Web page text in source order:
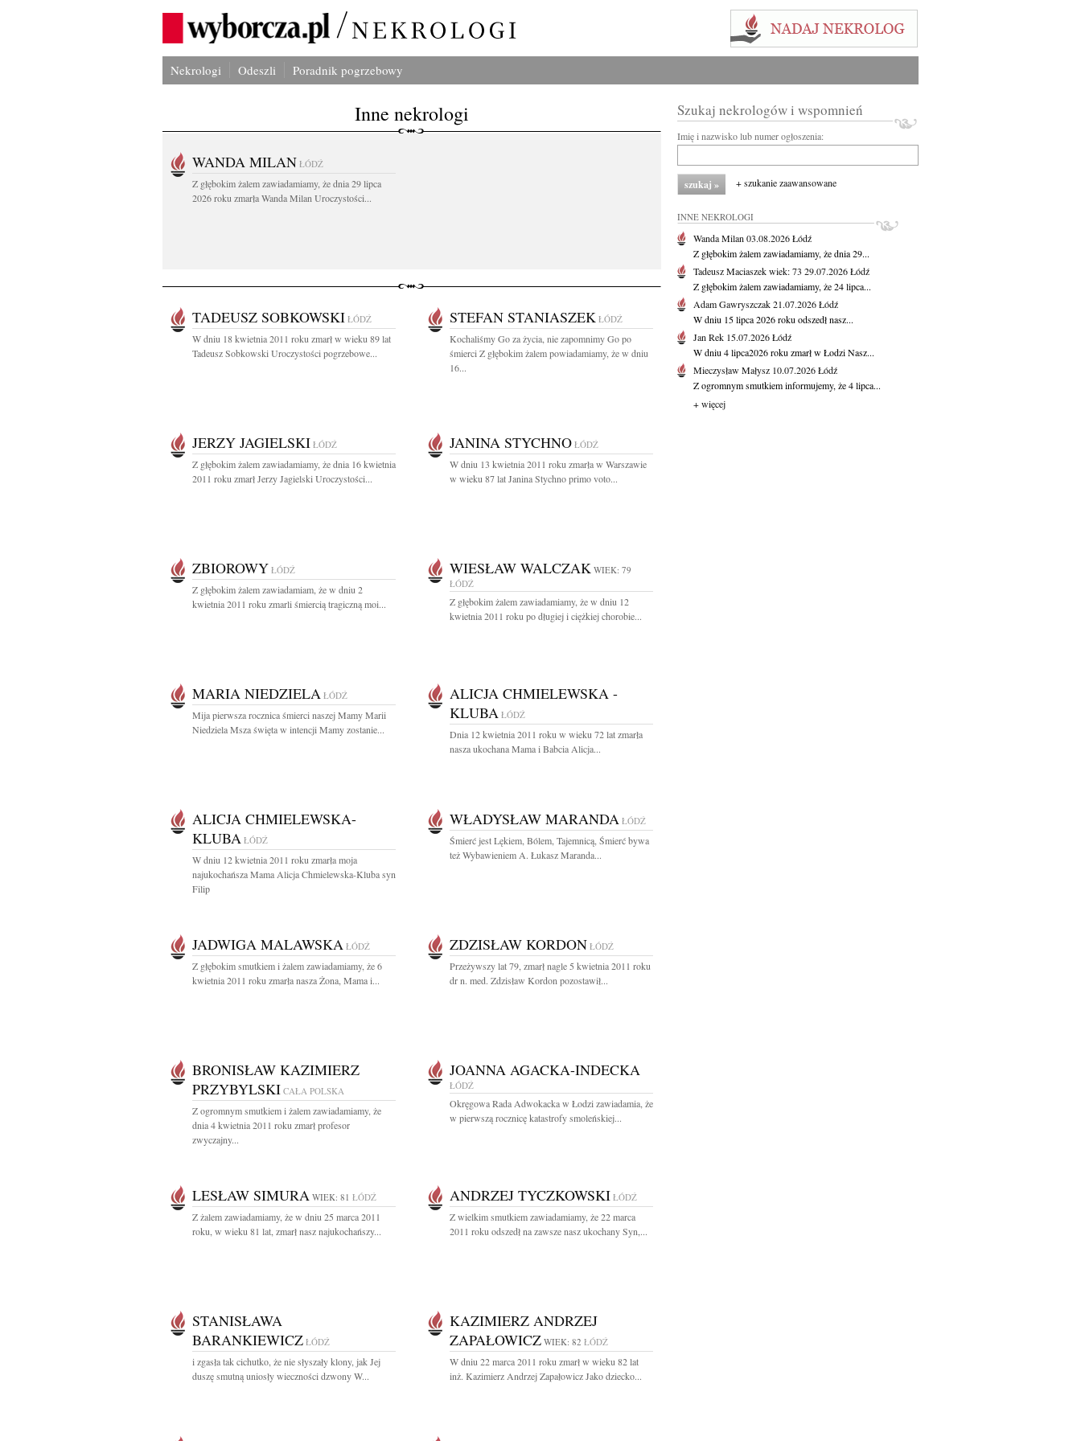
Nekrologi Odeszli Poradnik pogrzebowy
Inne nekrologi
WANDA MILAN ŁÓDŹ
Z głębokim żalem zawiadamiamy, że dnia 29 lipca
2026 roku zmarła Wanda Milan Uroczystości...
TADEUSZ SOBKOWSKI ŁÓDŹ
W dniu 18 kwietnia 2011 roku zmarł w wieku 89 lat
Tadeusz Sobkowski Uroczystości pogrzebowe...
STEFAN STANIASZEK ŁÓDŹ
Kochaliśmy Go za życia, nie zapomnimy Go po
śmierci Z głębokim żalem powiadamiamy, że w dniu
16...
JERZY JAGIELSKI ŁÓDŹ
Z głębokim żalem zawiadamiamy, że dnia 16 kwietnia
2011 roku zmarł Jerzy Jagielski Uroczystości...
JANINA STYCHNO ŁÓDŹ
W dniu 13 kwietnia 2011 roku zmarła w Warszawie
w wieku 87 lat Janina Stychno primo voto...
ZBIOROWY ŁÓDŹ
Z głębokim żalem zawiadamiam, że w dniu 2
kwietnia 2011 roku zmarli śmiercią tragiczną moi...
WIESŁAW WALCZAK WIEK: 79
ŁÓDŹ
Z głębokim żalem zawiadamiamy, że w dniu 12
kwietnia 2011 roku po długiej i ciężkiej chorobie...
MARIA NIEDZIELA ŁÓDŹ
Mija pierwsza rocznica śmierci naszej Mamy Marii
Niedziela Msza święta w intencji Mamy zostanie...
ALICJA CHMIELEWSKA -
KLUBA ŁÓDŹ
Dnia 12 kwietnia 2011 roku w wieku 72 lat zmarła
nasza ukochana Mama i Babcia Alicja...
ALICJA CHMIELEWSKA-
KLUBA ŁÓDŹ
W dniu 12 kwietnia 2011 roku zmarła moja
najukochańsza Mama Alicja Chmielewska-Kluba syn
Filip
WŁADYSŁAW MARANDA ŁÓDŹ
Śmierć jest Lękiem, Bólem, Tajemnicą, Śmierć bywa
też Wybawieniem A. Łukasz Maranda...
JADWIGA MALAWSKA ŁÓDŹ
Z głębokim smutkiem i żalem zawiadamiamy, że 6
kwietnia 2011 roku zmarła nasza Żona, Mama i...
ZDZISŁAW KORDON ŁÓDŹ
Przeżywszy lat 79, zmarł nagle 5 kwietnia 2011 roku
dr n. med. Zdzisław Kordon pozostawił...
BRONISŁAW KAZIMIERZ
PRZYBYLSKI CAŁA POLSKA
Z ogromnym smutkiem i żalem zawiadamiamy, że
dnia 4 kwietnia 2011 roku zmarł profesor
zwyczajny...
JOANNA AGACKA-INDECKA
ŁÓDŹ
Okręgowa Rada Adwokacka w Łodzi zawiadamia, że
w pierwszą rocznicę katastrofy smoleńskiej...
LESŁAW SIMURA WIEK: 81 ŁÓDŹ
Z żalem zawiadamiamy, że w dniu 25 marca 2011
roku, w wieku 81 lat, zmarł nasz najukochańszy...
ANDRZEJ TYCZKOWSKI ŁÓDŹ
Z wielkim smutkiem zawiadamiamy, że 22 marca
2011 roku odszedł na zawsze nasz ukochany Syn,...
STANISŁAWA
BARANKIEWICZ ŁÓDŹ
i zgasła tak cichutko, że nie słyszały klony, jak Jej
duszę smutną uniosły wieczności dzwony W...
KAZIMIERZ ANDRZEJ
ZAPAŁOWICZ WIEK: 82 ŁÓDŹ
W dniu 22 marca 2011 roku zmarł w wieku 82 lat
inż. Kazimierz Andrzej Zapałowicz Jako dziecko...
Szukaj nekrologów i wspomnień
Imię i nazwisko lub numer ogłoszenia:
+ szukanie zaawansowane
INNE NEKROLOGI
Wanda Milan 03.08.2026Łódź
Z głębokim żalem zawiadamiamy, że dnia 29...
Tadeusz Maciaszekwiek: 73 29.07.2026Łódź
Z głębokim żalem zawiadamiamy, że 24 lipca...
Adam Gawryszczak21.07.2026Łódź
W dniu 15 lipca 2026 roku odszedł nasz...
Jan Rek 15.07.2026Łódź
W dniu 4 lipca2026 roku zmarł w Łodzi Nasz...
Mieczysław Małysz 10.07.2026Łódź
Z ogromnym smutkiem informujemy, że 4 lipca...
+ więcej